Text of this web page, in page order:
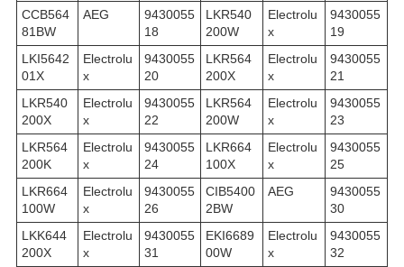
CCB564
81BW
AEG
9430055
18
LKR540
200W
Electrolu
x
9430055
19
LKI5642
01X
Electrolu
x
9430055
20
LKR564
200X
Electrolu
x
9430055
21
LKR540
200X
Electrolu
x
9430055
22
LKR564
200W
Electrolu
x
9430055
23
LKR564
200K
Electrolu
x
9430055
24
LKR664
100X
Electrolu
x
9430055
25
LKR664
100W
Electrolu
x
9430055
26
CIB5400
2BW
AEG
9430055
30
LKK644
200X
Electrolu
x
9430055
31
EKI6689
00W
Electrolu
x
9430055
32